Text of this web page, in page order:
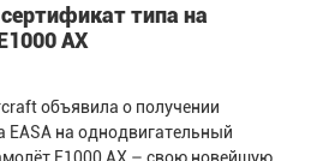
типа на
AX
объявила о получении
EASA на однодвигательный
E1000 AX – свою новейшую